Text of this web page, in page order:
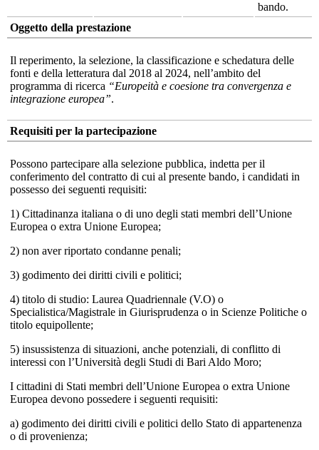
bando.
Oggetto della prestazione
Il reperimento, la selezione, la classificazione e schedatura delle
fonti e della letteratura dal 2018 al 2024, nell’ambito del
programma di ricerca “Europeità e coesione tra convergenza e
integrazione europea”.
Requisiti per la partecipazione
Possono partecipare alla selezione pubblica, indetta per il
conferimento del contratto di cui al presente bando, i candidati in
possesso dei seguenti requisiti:
1) Cittadinanza italiana o di uno degli stati membri dell’Unione
Europea o extra Unione Europea;
2) non aver riportato condanne penali;
3) godimento dei diritti civili e politici;
4) titolo di studio: Laurea Quadriennale (V.O) o
Specialistica/Magistrale in Giurisprudenza o in Scienze Politiche o
titolo equipollente;
5) insussistenza di situazioni, anche potenziali, di conflitto di
interessi con l’Università degli Studi di Bari Aldo Moro;
I cittadini di Stati membri dell’Unione Europea o extra Unione
Europea devono possedere i seguenti requisiti:
a) godimento dei diritti civili e politici dello Stato di appartenenza
o di provenienza;